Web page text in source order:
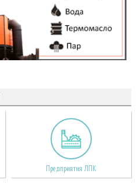
Предприятия ЛПК